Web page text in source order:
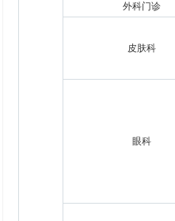
外科门诊
皮肤科
眼科